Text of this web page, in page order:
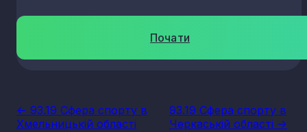
Почати
<- 93.19 Сфера спорту в
Хмельницькій області
93.19 Сфера спорту в
Черкаській області ->